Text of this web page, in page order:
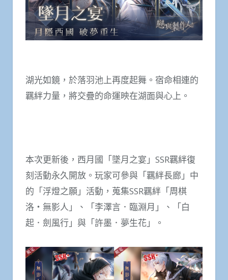
湖光如鏡，於落羽池上再度起舞。宿命相連的
羈絆力量，將交疊的命運映在湖面與心上。
本次更新後，西月國「墜月之宴」SSR羈絆復
刻活動永久開放。玩家可參與「羈絆長廊」中
的「浮燈之願」活動，蒐集SSR羈絆「周棋
洛・無影人」、「李澤言．臨淵月」、「白
起．劍風行」與「許墨．夢生花」。